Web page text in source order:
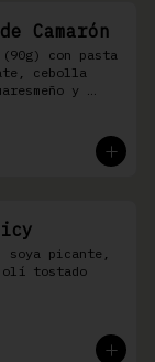
Camarón
(90g) con pasta
cebolla
y
soya picante,
tostado